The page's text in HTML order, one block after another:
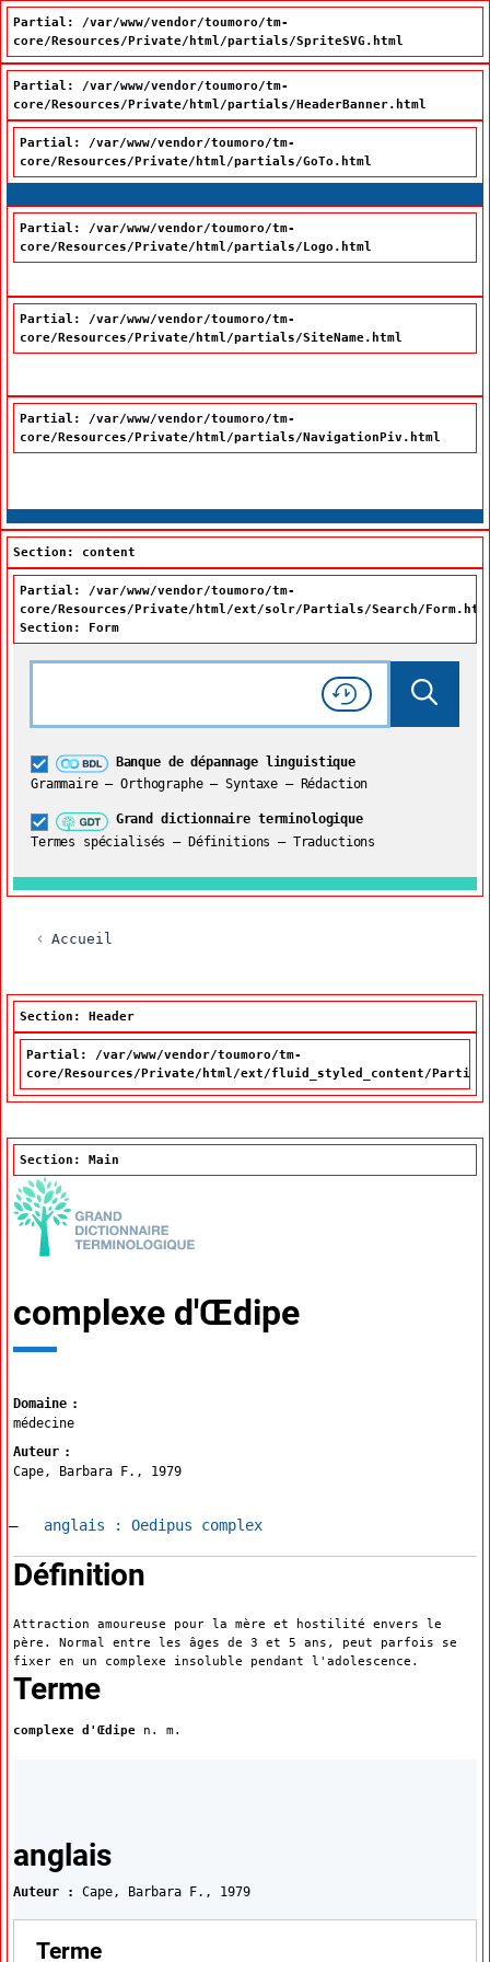
Partial: /var/www/vendor/toumoro/tm-
core/Resources/Private/html/partials/SpriteSVG.html
Partial: /var/www/vendor/toumoro/tm-
core/Resources/Private/html/partials/HeaderBanner.html
Partial: /var/www/vendor/toumoro/tm-
core/Resources/Private/html/partials/GoTo.html
Passer à la recherche
Passer au contenu
Passer à la navigation
Partial: /var/www/vendor/toumoro/tm-
core/Resources/Private/html/partials/Logo.html
Partial: /var/www/vendor/toumoro/tm-
core/Resources/Private/html/partials/SiteName.html
Partial: /var/www/vendor/toumoro/tm-
core/Resources/Private/html/partials/NavigationPiv.html
Section: content
Partial: /var/www/vendor/toumoro/tm-
core/Resources/Private/html/ext/solr/Partials/Search/
Section: Form
Rechercher dans tout le site
Lancer
Consulter l'
Historique
de recherche
Banque de dépannage linguistique
Grammaire – Orthographe – Syntaxe – Rédaction
Grand dictionnaire terminologique
Termes spécialisés – Définitions – Traductions
Grand dictionnaire terminologique
Restreindre aux termes
Accueil
Section: Header
Partial: /var/www/vendor/toumoro/tm-
core/Resources/Private/html/ext/fluid_styled_content/
Section: Main
complexe d'Œdipe
Domaine
médecine
Auteur
Cape, Barbara F., 1979
Accéder à la fiche en
anglais : Oedipus complex
Définition
Attraction amoureuse pour la mère et hostilité envers le
père. Normal entre les âges de 3 et 5 ans, peut parfois se
fixer en un complexe insoluble pendant l'adolescence.
Terme:
complexe d'Œdipe n. m.
Traductions
anglais
Auteur : Cape, Barbara F., 1979
Terme: